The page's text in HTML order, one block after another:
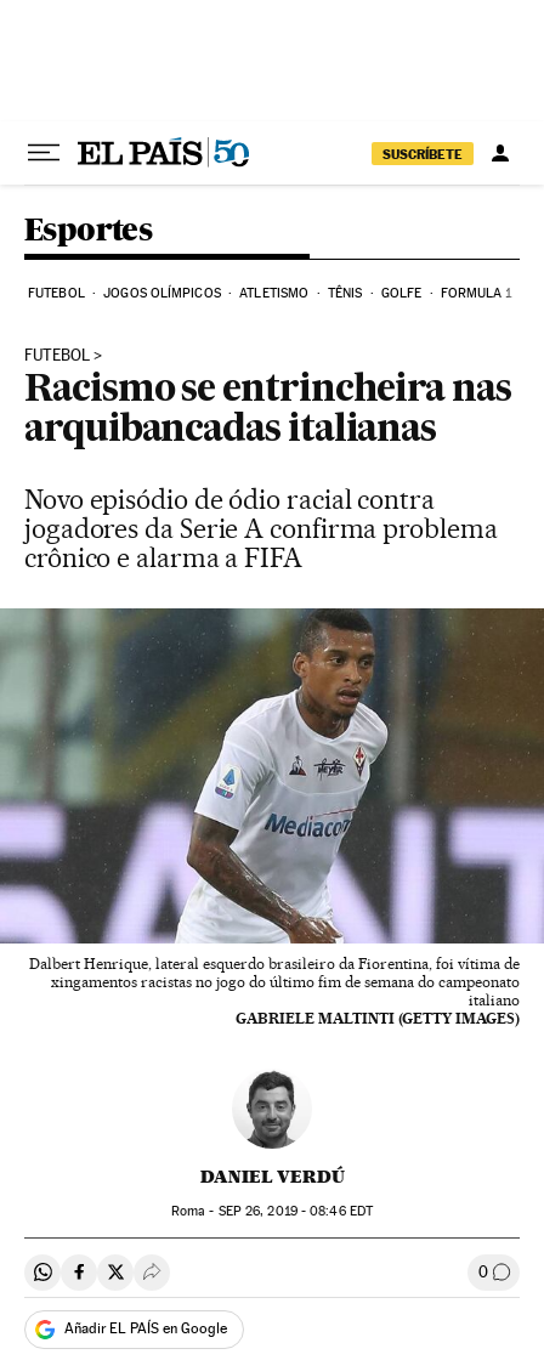
SUSCRÍBETE
Esportes
FUTEBOL JOGOS OLÍMPICOS ATLETISMO TÊNIS GOLFE FORMULA 1
FUTEBOL
Racismo se entrincheira nas
arquibancadas italianas
Novo episódio de ódio racial contra
jogadores da Serie A confirma problema
crônico e alarma a FIFA
Dalbert Henrique, lateral esquerdo brasileiro da Fiorentina, foi vítima de
xingamentos racistas no jogo do último fim de semana do campeonato
italiano
GABRIELE MALTINTI (GETTY IMAGES)
DANIEL VERDÚ
Roma - SEP26, 2019 - 08:46EDT
Compartir en Whatsapp
Compartir en Facebook
Compartir en Twitter
Desplegar Redes Sociales 0
Añadir EL PAÍS en Google